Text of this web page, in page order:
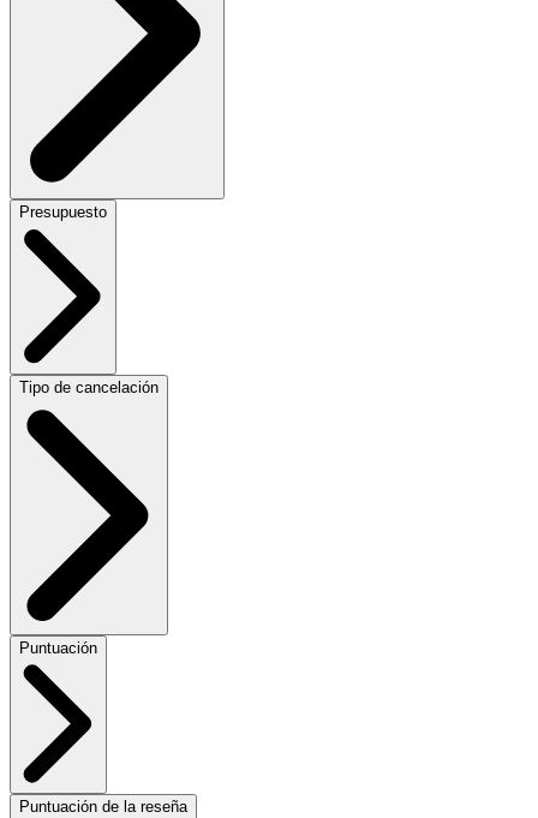
Presupuesto
Tipo de cancelación
Puntuación
Puntuación de la reseña